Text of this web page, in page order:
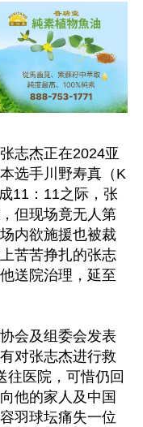
志杰正在2024亚
选手川野寿真（K
11：11之际，张
但现场竟无人第
内欲施援也被裁
苦苦挣扎的张志
送院治理，延至
会及组委会发表
对张志杰进行救
往医院，可惜仍回
他的家人及中国
羽球坛痛失一位